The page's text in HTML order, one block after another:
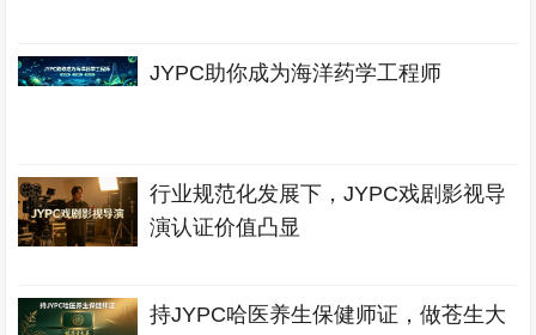
JYPC助你成为海洋药学工程师
行业规范化发展下，JYPC戏剧影视导
演认证价值凸显
持JYPC哈医养生保健师证，做苍生大